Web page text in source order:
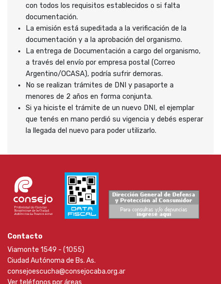
con todos los requisitos establecidos o si falta
documentación.
La emisión está supeditada a la verificación de la
documentación y a la aprobación del organismo.
La entrega de Documentación a cargo del organismo,
a través del envío por empresa postal (Correo
Argentino/OCASA), podría sufrir demoras.
No se realizan trámites de DNI y pasaporte a
menores de 2 años en forma conjunta.
Si ya hiciste el trámite de un nuevo DNI, el ejemplar
que tenés en mano perdió su vigencia y debés esperar
la llegada del nuevo para poder utilizarlo.
Contacto
Viamonte 1549 - (1055)
Ciudad Autónoma de Bs. As.
consejoescucha@consejocaba.org.ar